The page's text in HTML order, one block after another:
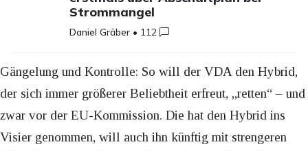
Strommangel
Daniel Gräber • 112
Gängelung und Kontrolle: So will der VDA den Hybrid,
der sich immer größerer Beliebtheit erfreut, „retten“ – und
zwar vor der EU-Kommission. Die hat den Hybrid ins
Visier genommen, will auch ihn künftig mit strengeren